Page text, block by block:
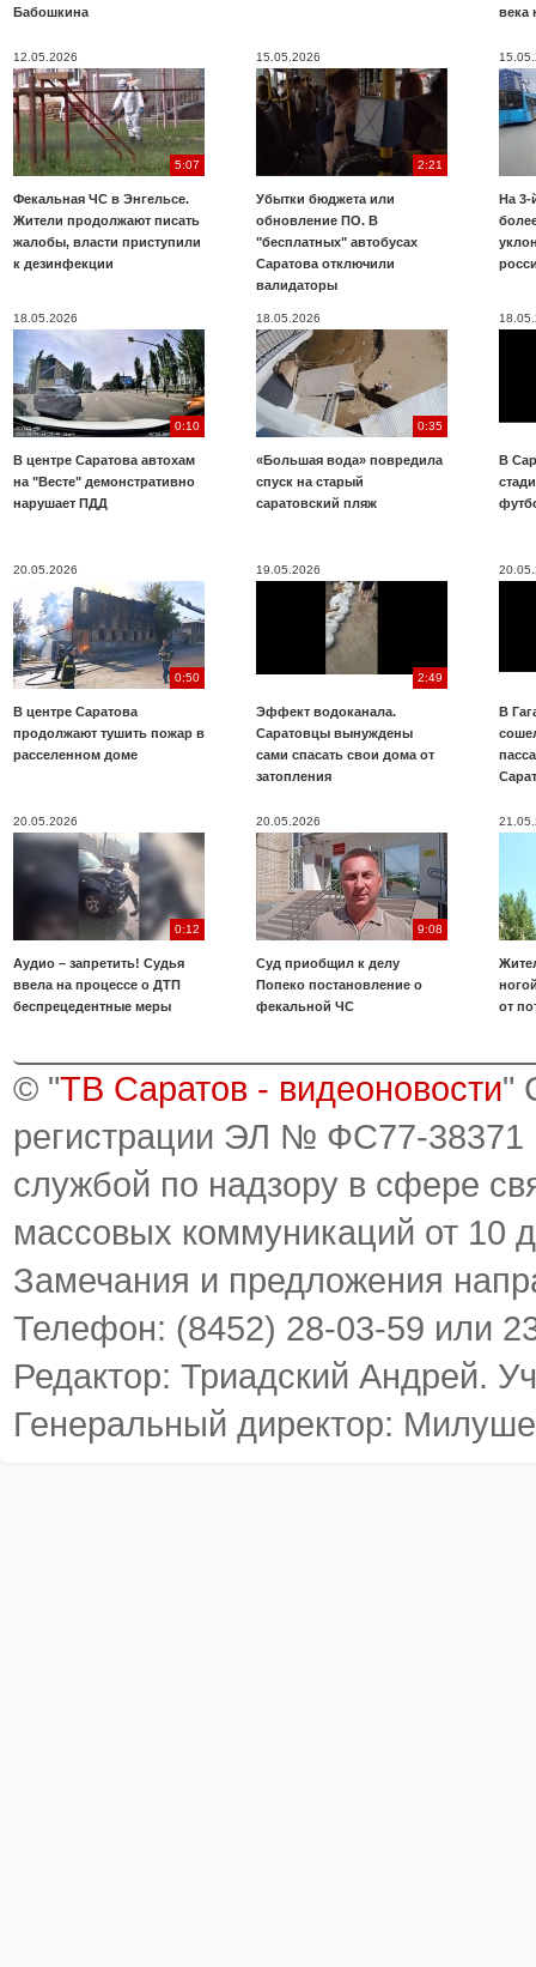
Бабошкина века
12.05.2026
5:07
Фекальная ЧС в Энгельсе.
Жители продолжают писать
жалобы, власти приступили
к дезинфекции
15.05.2026
2:21
Убытки бюджета или
обновление ПО. В
"бесплатных" автобусах
Саратова отключили
валидаторы
На 3-
18.05.2026
0:10
В центре Саратова автохам
на "Весте" демонстративно
нарушает ПДД
18.05.2026
0:35
«Большая вода» повредила
спуск на старый
саратовский пляж
В
20.05.2026
0:50
В центре Саратова
продолжают тушить пожар в
расселенном доме
19.05.2026
2:49
Эффект водоканала.
Саратовцы вынуждены
сами спасать свои дома от
затопления
В
20.05.2026
0:12
Аудио – запретить! Судья
ввела на процессе о ДТП
беспрецедентные меры
20.05.2026
9:08
Суд приобщил к делу
Попеко постановление о
фекальной ЧС
от
© "ТВ Саратов - видеоновости"
регистрации ЭЛ № ФС77-38371
службой по надзору в сфере
массовых коммуникаций от 10
Замечания и предложения
Телефон: (8452) 28-03-59 или
Редактор: Триадский Андрей.
Генеральный директор: